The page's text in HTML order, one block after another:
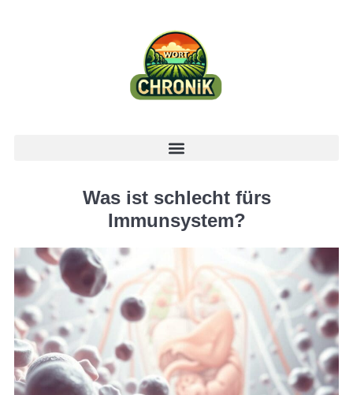
Was ist schlecht fürs
Immunsystem?